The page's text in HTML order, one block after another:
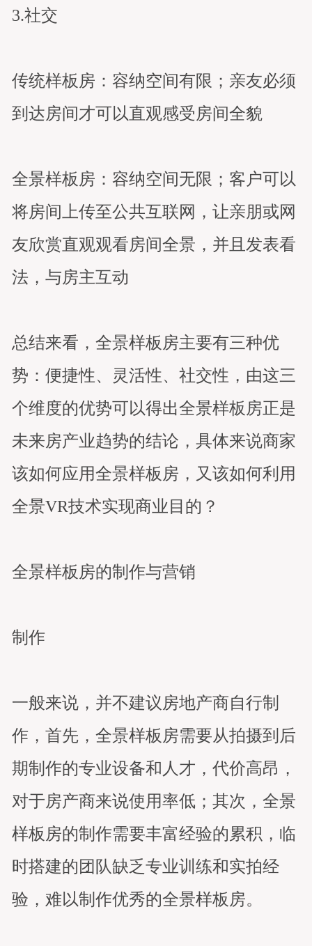
3.社交
传统样板房：容纳空间有限；亲友必须
到达房间才可以直观感受房间全貌
全景样板房：容纳空间无限；客户可以
将房间上传至公共互联网，让亲朋或网
友欣赏直观观看房间全景，并且发表看
法，与房主互动
总结来看，全景样板房主要有三种优
势：便捷性、灵活性、社交性，由这三
个维度的优势可以得出全景样板房正是
未来房产业趋势的结论，具体来说商家
该如何应用全景样板房，又该如何利用
全景VR技术实现商业目的？
全景样板房的制作与营销
制作
一般来说，并不建议房地产商自行制
作，首先，全景样板房需要从拍摄到后
期制作的专业设备和人才，代价高昂，
对于房产商来说使用率低；其次，全景
样板房的制作需要丰富经验的累积，临
时搭建的团队缺乏专业训练和实拍经
验，难以制作优秀的全景样板房。